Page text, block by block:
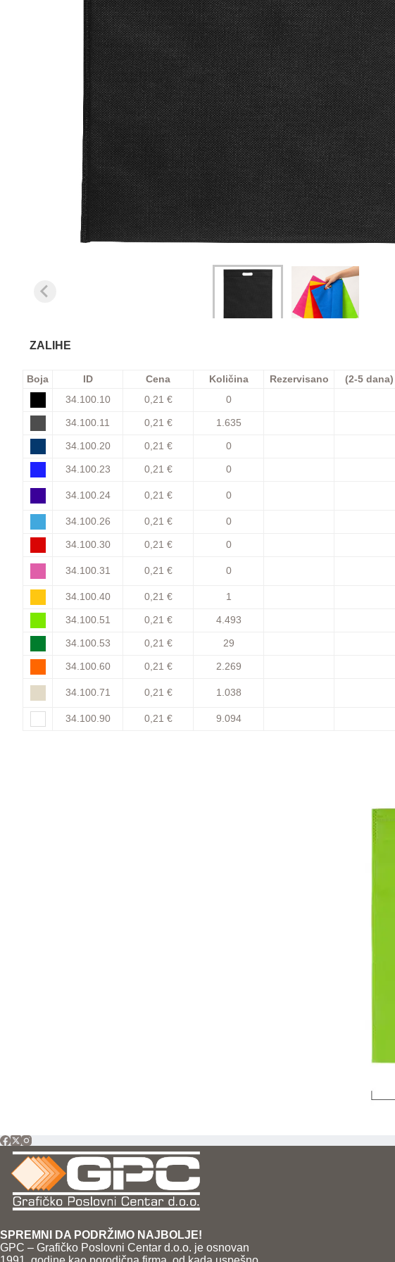
ZALIHE
Boja ID Cena Količina Rezervisano (2-5 dana)
34.100.10
0,21 € 0
34.100.11 0,21 € 1.635
34.100.20 0,21 € 0
34.100.23 0,21 € 0
34.100.24 0,21 € 0
34.100.26
0,21 € 0
34.100.30 0,21 € 0
34.100.31 0,21 € 0
34.100.40
0,21 € 1
34.100.51 0,21 € 4.493
34.100.53 0,21 € 29
34.100.60 0,21 € 2.269
34.100.71 0,21 € 1.038
34.100.90
0,21 € 9.094
SPREMNI DA PODRŽIMO NAJBOLJE!
GPC – Grafičko Poslovni Centar d.o.o. je osnovan